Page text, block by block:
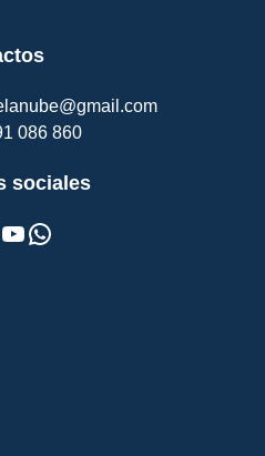
086 860
sociales
YouTube WhatsApp